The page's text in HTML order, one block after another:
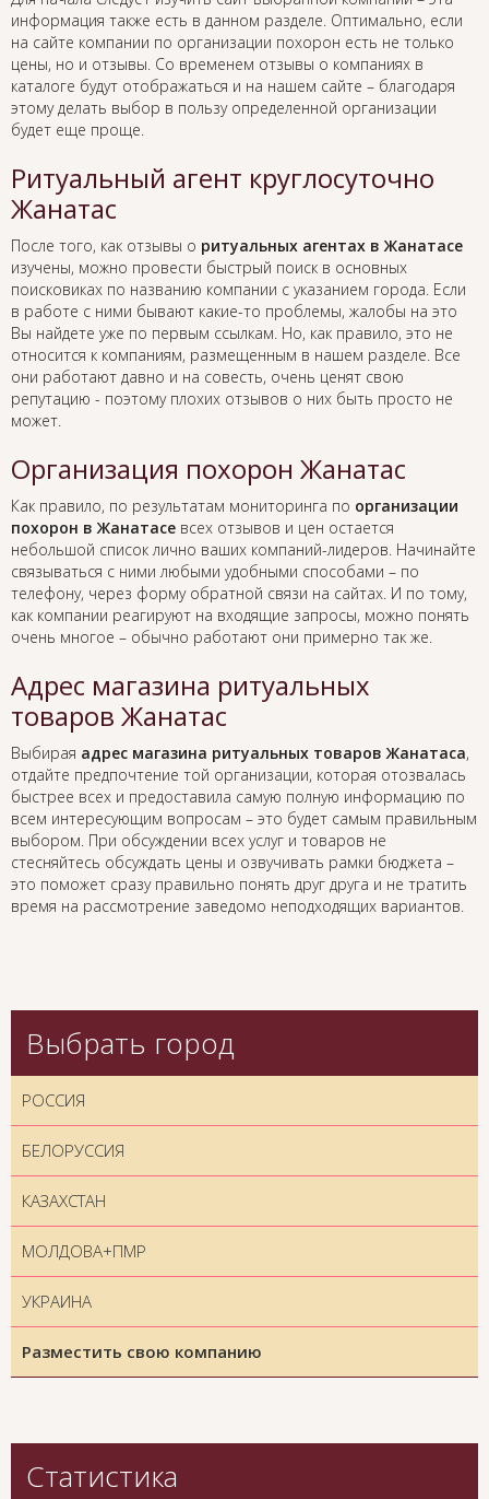
информация также есть в данном разделе. Оптимально, если
на сайте компании по организации похорон есть не только
цены, но и отзывы. Со временем отзывы о компаниях в
каталоге будут отображаться и на нашем сайте – благодаря
этому делать выбор в пользу определенной организации
будет еще проще.
Ритуальный агент круглосуточно
Жанатас
После того, как отзывы о ритуальных агентах в Жанатасе
изучены, можно провести быстрый поиск в основных
поисковиках по названию компании с указанием города. Если
в работе с ними бывают какие-то проблемы, жалобы на это
Вы найдете уже по первым ссылкам. Но, как правило, это не
относится к компаниям, размещенным в нашем разделе. Все
они работают давно и на совесть, очень ценят свою
репутацию - поэтому плохих отзывов о них быть просто не
может.
Организация похорон Жанатас
Как правило, по результатам мониторинга по организации
похорон в Жанатасе всех отзывов и цен остается
небольшой список лично ваших компаний-лидеров. Начинайте
связываться с ними любыми удобными способами – по
телефону, через форму обратной связи на сайтах. И по тому,
как компании реагируют на входящие запросы, можно понять
очень многое – обычно работают они примерно так же.
Адрес магазина ритуальных
товаров Жанатас
Выбирая адрес магазина ритуальных товаров Жанатаса,
отдайте предпочтение той организации, которая отозвалась
быстрее всех и предоставила самую полную информацию по
всем интересующим вопросам – это будет самым правильным
выбором. При обсуждении всех услуг и товаров не
стесняйтесь обсуждать цены и озвучивать рамки бюджета –
это поможет сразу правильно понять друг друга и не тратить
время на рассмотрение заведомо неподходящих вариантов.
Выбрать город
РОССИЯ
БЕЛОРУССИЯ
КАЗАХСТАН
МОЛДОВА+ПМР
УКРАИНА
Разместить свою компанию
Статистика